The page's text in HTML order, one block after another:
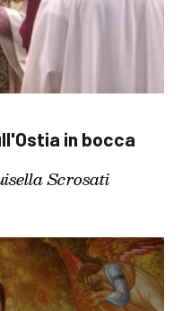
in bocca
Scrosati